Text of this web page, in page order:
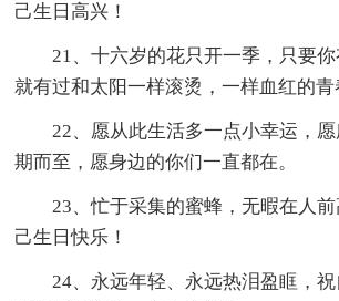
己生日高兴！
21、十六岁的花只开一季，只要你
就有过和太阳一样滚烫，一样血红的青
22、愿从此生活多一点小幸运，愿
期而至，愿身边的你们一直都在。
23、忙于采集的蜜蜂，无暇在人前
己生日快乐！
24、永远年轻、永远热泪盈眶，祝